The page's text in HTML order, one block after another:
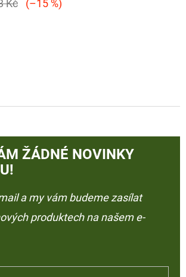
Kč
(–15 %)
ŽÁDNÉ NOVINKY
a my vám budeme zasílat
produktech na našem e-